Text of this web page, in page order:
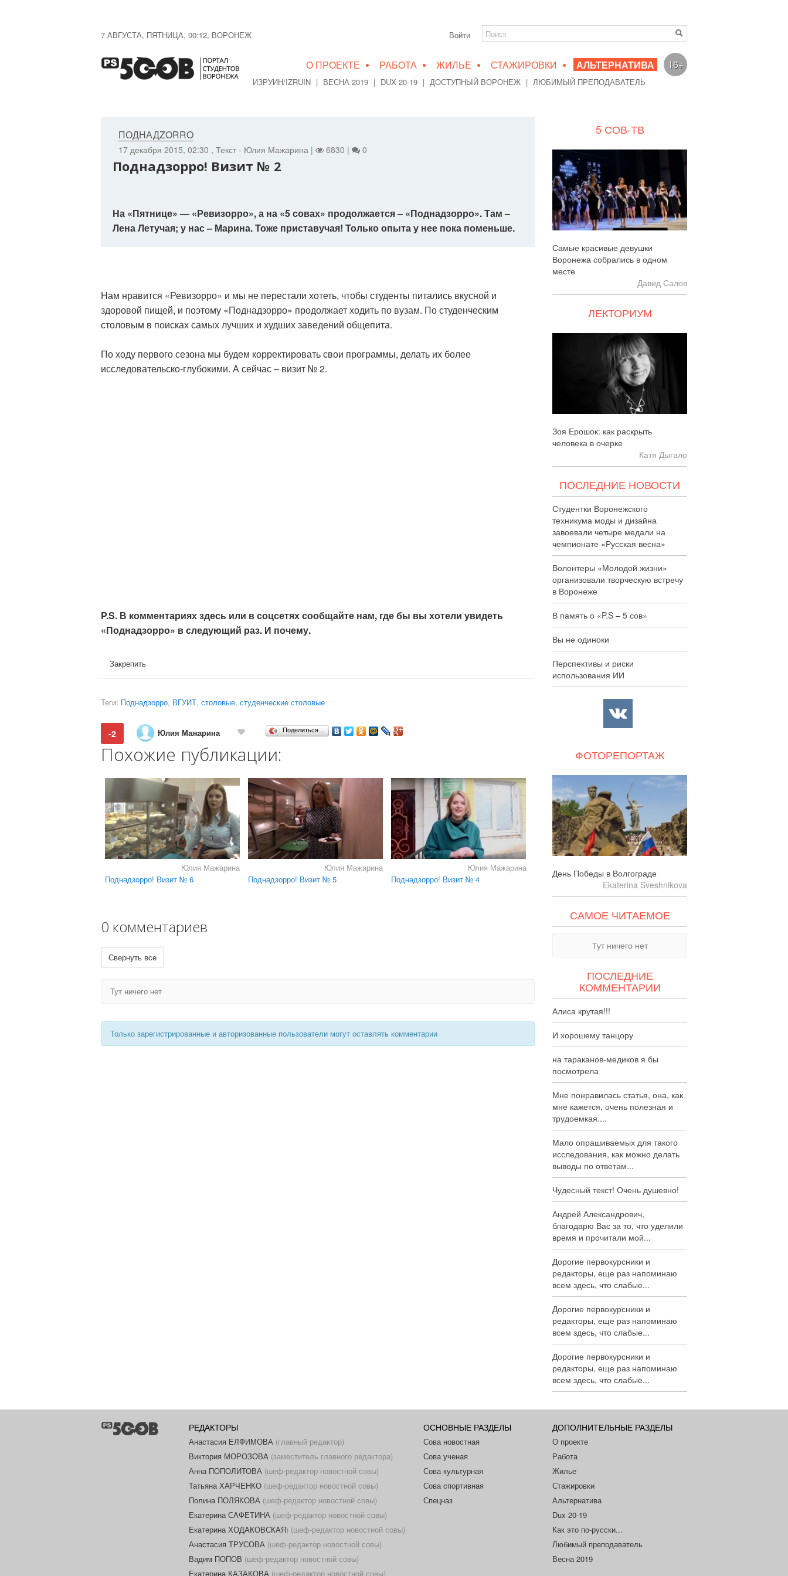
7 АВГУСТА, ПЯТНИЦА, 00:12, ВОРОНЕЖ Войти
О ПРОЕКТЕ • РАБОТА • ЖИЛЬЕ • СТАЖИРОВКИ • АЛЬТЕРНАТИВА
ИЗРУИН/IZRUIN | ВЕСНА 2019 | DUX 20-19 | ДОСТУПНЫЙ ВОРОНЕЖ | ЛЮБИМЫЙ ПРЕПОДАВАТЕЛЬ
16+
17 декабря 2015, 02:30 , Текст - Юлия Мажарина | 6830 | 0
ПОДНАДZORRO
Поднадзорро! Визит № 2
На «Пятнице» — «Ревизорро», а на «5 совах» продолжается – «Поднадзорро». Там –
Лена Летучая; у нас – Марина. Тоже приставучая! Только опыта у нее пока поменьше.
Нам нравится «Ревизорро» и мы не перестали хотеть, чтобы студенты питались вкусной и
здоровой пищей, и поэтому «Поднадзорро» продолжает ходить по вузам. По студенческим
столовым в поисках самых лучших и худших заведений общепита.
По ходу первого сезона мы будем корректировать свои программы, делать их более
исследовательско-глубокими. А сейчас – визит № 2.
P.S. В комментариях здесь или в соцсетях сообщайте нам, где бы вы хотели увидеть
«Поднадзорро» в следующий раз. И почему.
Закрепить
Теги: Поднадзорро, ВГУИТ, столовые, студенческие столовые
-2 Юлия Мажарина Поделиться…
Похожие публикации:
Юлия Мажарина
Поднадзорро! Визит № 6
Юлия Мажарина
Поднадзорро! Визит № 5
Юлия Мажарина
Поднадзорро! Визит № 4
0 комментариев
Свернуть все
Тут ничего нет
Только зарегистрированные и авторизованные пользователи могут оставлять комментарии
5 СОВ-ТВ
Самые красивые девушки
Воронежа собрались в одном
месте
Давид Салов
ЛЕКТОРИУМ
Зоя Ерошок: как раскрыть
человека в очерке
Катя Дыгало
ПОСЛЕДНИЕ НОВОСТИ
Студентки Воронежского
техникума моды и дизайна
завоевали четыре медали на
чемпионате «Русская весна»
Волонтеры «Молодой жизни»
организовали творческую встречу
в Воронеже
В память о «P.S – 5 сов»
Вы не одиноки
Перспективы и риски
использования ИИ
ФОТОРЕПОРТАЖ
День Победы в Волгограде
Ekaterina Sveshnikova
САМОЕ ЧИТАЕМОЕ
Тут ничего нет
ПОСЛЕДНИЕ
КОММЕНТАРИИ
Алиса крутая!!!
И хорошему танцору
на тараканов-медиков я бы
посмотрела
Мне понравилась статья, она, как
мне кажется, очень полезная и
трудоемкая....
Мало опрашиваемых для такого
исследования, как можно делать
выводы по ответам...
Чудесный текст! Очень душевно!
Андрей Александрович,
благодарю Вас за то, что уделили
время и прочитали мой...
Дорогие первокурсники и
редакторы, еще раз напоминаю
всем здесь, что слабые...
Дорогие первокурсники и
редакторы, еще раз напоминаю
всем здесь, что слабые...
Дорогие первокурсники и
редакторы, еще раз напоминаю
всем здесь, что слабые...
РЕДАКТОРЫ
Анастасия ЕЛФИМОВА (главный редактор)
Виктория МОРОЗОВА (заместитель главного редактора)
Анна ПОПОЛИТОВА (шеф-редактор новостной совы)
Татьяна ХАРЧЕНКО (шеф-редактор новостной совы)
Полина ПОЛЯКОВА (шеф-редактор новостной совы)
Екатерина САФЕТИНА (шеф-редактор новостной совы)
Екатерина ХОДАКОВСКАЯ) (шеф-редактор новостной совы)
Анастасия ТРУСОВА (шеф-редактор новостной совы)
Вадим ПОПОВ (шеф-редактор новостной совы)
Екатерина КАЗАКОВА (шеф-редактор новостной совы)
ОСНОВНЫЕ РАЗДЕЛЫ
Сова новостная
Сова ученая
Сова культурная
Сова спортивная
Спецназ
ДОПОЛНИТЕЛЬНЫЕ РАЗДЕЛЫ
О проекте
Работа
Жилье
Стажировки
Альтернатива
Dux 20-19
Как это по-русски...
Любимый преподаватель
Весна 2019